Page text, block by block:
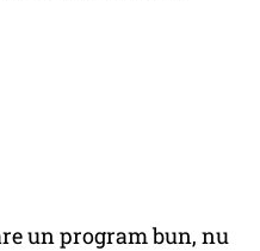
un program bun, nu